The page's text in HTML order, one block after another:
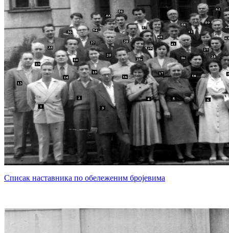
Списак наставника по обележеним бројевима